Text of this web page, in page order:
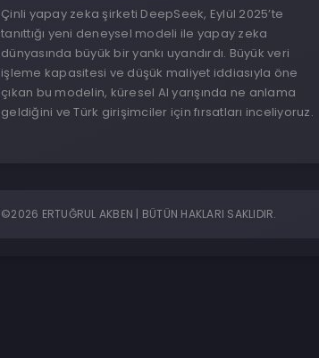
Çinli yapay zeka şirketi DeepSeek, Eylül 2025’te
tanıttığı yeni deneysel modeli ile yapay zeka
dünyasında büyük bir yankı uyandırdı. Büyük veri
işleme kapasitesi ve düşük maliyet iddiasıyla öne
çıkan bu modelin, küresel AI yarışında ne anlama
geldiğini ve Türk girişimciler için fırsatları inceliyoruz.
©2026 ERTUĞRUL AKBEN | BÜTÜN HAKLARI SAKLIDIR.